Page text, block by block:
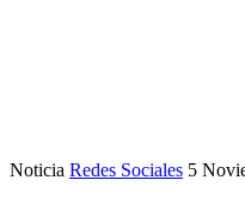
Noticia Redes Sociales 5